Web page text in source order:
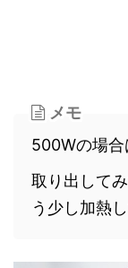
メモ
500Wの場合
取り出して
う少し加熱